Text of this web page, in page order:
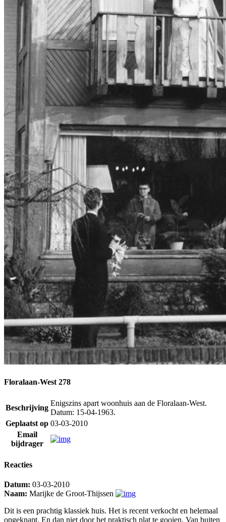
Floralaan-West 278
Beschrijving
Enigszins apart woonhuis aan de Floralaan-West.
Datum: 15-04-1963.
Geplaatst op 03-03-2010
Email
bijdrager
Reacties
Datum: 03-03-2010
Naam: Marijke de Groot-Thijssen
Dit is een prachtig klassiek huis. Het is recent verkocht en helemaal
opgeknapt. En dan niet door het praktisch plat te gooien. Van buiten